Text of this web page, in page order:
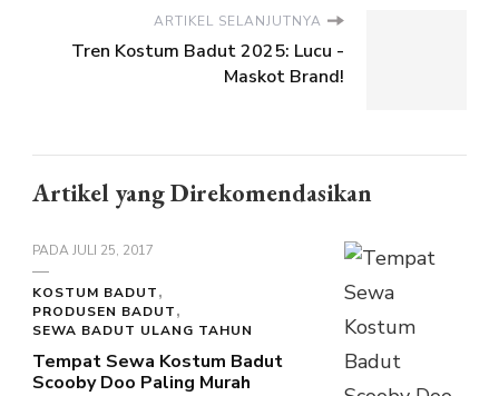
ARTIKEL SELANJUTNYA
Tren Kostum Badut 2025: Lucu -
Maskot Brand!
Artikel yang Direkomendasikan
PADAJULI 25, 2017
KOSTUM BADUT
PRODUSEN BADUT
SEWA BADUT ULANG TAHUN
Tempat Sewa Kostum Badut
Scooby Doo Paling Murah